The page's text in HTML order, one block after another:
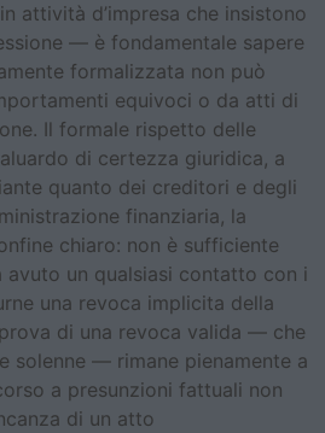
attività d’impresa che insistono
— è fondamentale sapere
formalizzata non può
equivoci o da atti di
Il formale rispetto delle
di certezza giuridica, a
quanto dei creditori e degli
finanziaria, la
chiaro: non è sufficiente
un qualsiasi contatto con i
una revoca implicita della
prova di una revoca valida — che
solenne — rimane pienamente a
a presunzioni fattuali non
di un atto